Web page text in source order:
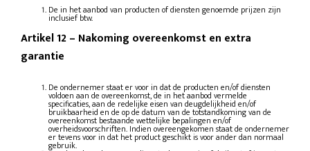
De in het aanbod van producten of diensten genoemde prijzen zijn
inclusief btw.
Artikel 12– Nakoming overeenkomst en extra
garantie
De ondernemer staat er voor in dat de producten en/of diensten
voldoen aan de overeenkomst, de in het aanbod vermelde
specificaties, aan de redelijke eisen van deugdelijkheid en/of
bruikbaarheid en de op de datum van de totstandkoming van de
overeenkomst bestaande wettelijke bepalingen en/of
overheidsvoorschriften. Indien overeengekomen staat de ondernemer
er tevens voor in dat het product geschikt is voor ander dan normaal
gebruik.